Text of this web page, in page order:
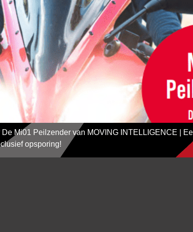
Mi01 Peilzender van MOVING INTELLIGENCE |
opsporing!